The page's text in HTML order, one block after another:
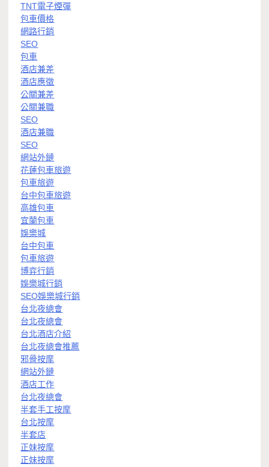
TNT電子煙彈
包車價格
網路行銷
SEO
包車
酒店兼差
酒店應徵
公關兼差
公關兼職
SEO
酒店兼職
SEO
網站外鏈
花蓮包車旅遊
包車旅遊
台中包車旅遊
高雄包車
宜蘭包車
娛樂城
台中包車
包車旅遊
博弈行銷
娛樂城行銷
SEO娛樂城行銷
台北夜總會
台北夜總會
台北酒店介紹
台北夜總會推薦
邪骨按摩
網站外鏈
酒店工作
台北夜總會
半套手工按摩
台北按摩
半套店
正妹按摩
正妹按摩